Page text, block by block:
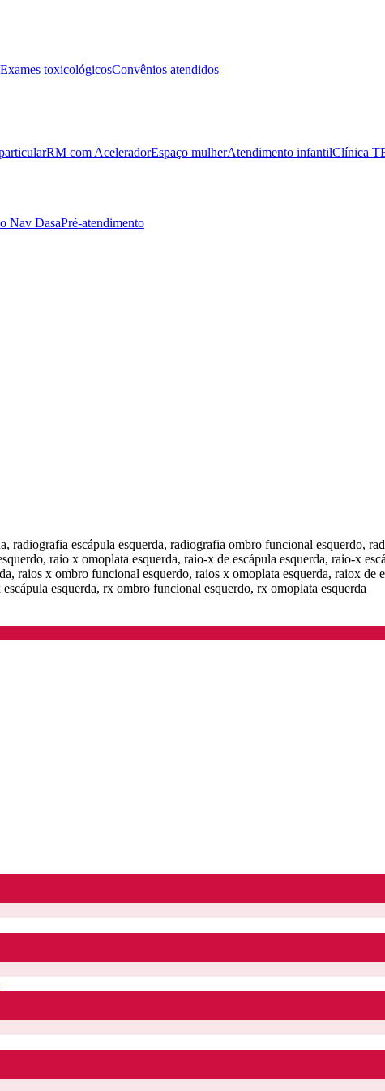
Exames toxicológicosConvênios atendidos
RM com AceleradorEspaço mulherAtendimento infantilClínica
Nav DasaPré-atendimento
radiografia escápula esquerda, radiografia ombro funcional esquerdo,
raio x omoplata esquerda, raio-x de escápula esquerda, raio-x
raios x ombro funcional esquerdo, raios x omoplata esquerda, raiox
esquerda, rx ombro funcional esquerdo, rx omoplata esquerda